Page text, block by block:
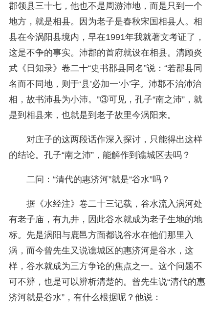
郡领县三十七，他也不是周游沛地，而是只到一个
地方，就是相县。因为老子是春秋宋国相县人。相
县在今涡阳县境内，早在1991年我就著文考证了，
这是不争的事实。沛郡的首府就设在相县。清顾炎
武《日知录》卷二十“史书郡县同名”说：“若郡县同
名而不同地，则于‘县’必加一‘小’字。沛郡不治沛治
相，故书沛县为小沛。”③可见，孔子“南之沛”，就
是到相县来，也就是到老子故里今涡阳来。
对庄子的这两段话作深入探讨，只能得出这样
的结论。孔子“南之沛”，能解作到谯城区去吗？
二问：“清代的惠济河”就是“谷水”吗？
据《水经注》卷二十三记载，谷水流入涡河处
有老子庙，有九井，因此谷水就成为老子生地的地
标。先是涡阳与鹿邑方面都说谷水在他们那里入
涡，而今曾先生又说谯城区的惠济河是谷水，这
样，谷水就成为三方争论的焦点之一。这个问题不
可不辨，也是可以辨析清楚的。曾先生说“清代的惠
济河就是谷水”，有什么根据呢？他说：